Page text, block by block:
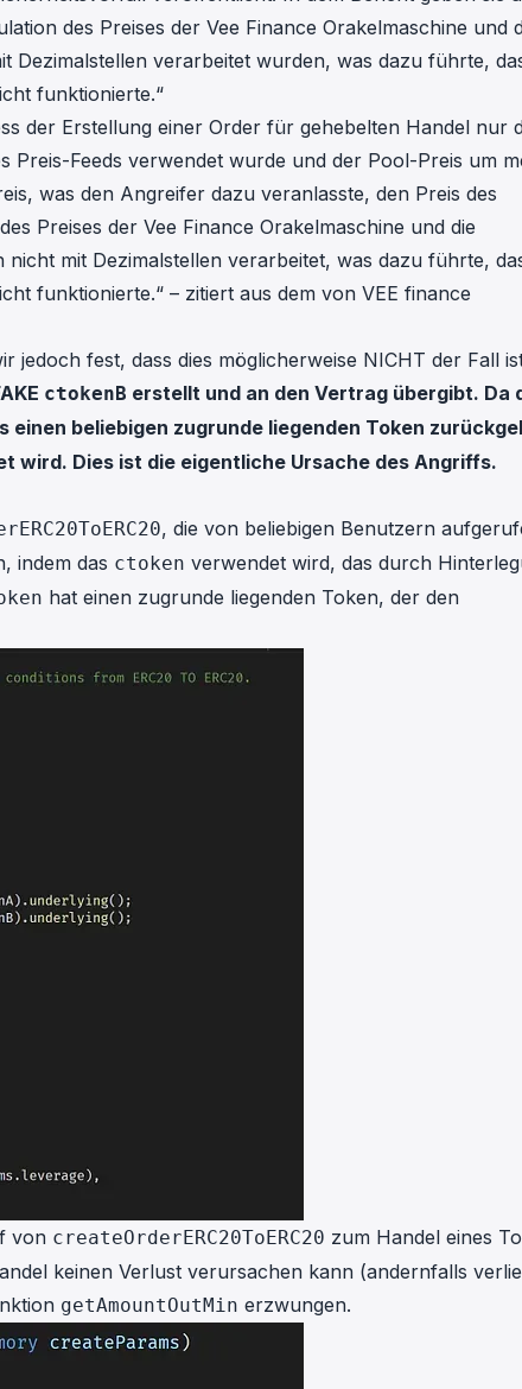
investigations.
AML API
labels, risk scoring, and
des Preises der Vee Finance Orakelmaschine und
Dezimalstellen verarbeitet wurden, was dazu führte,
funktionierte.“
der Erstellung einer Order für gehebelten Handel nur
Preis-Feeds verwendet wurde und der Pool-Preis um
was den Angreifer dazu veranlasste, den Preis des
Preises der Vee Finance Orakelmaschine und die
mit Dezimalstellen verarbeitet, was dazu führte,
funktionierte.“ – zitiert aus dem von VEE finance
fest, dass dies möglicherweise NICHT der Fall
ctokenB erstellt und an den Vertrag übergibt. Da
beliebigen zugrunde liegenden Token
wird. Dies ist die eigentliche Ursache des Angriffs.
, die von beliebigen Benutzern
indem das ctoken verwendet wird, das durch
hat einen zugrunde liegenden Token, der den
von createOrderERC20ToERC20 zum Handel eines
keinen Verlust verursachen kann (andernfalls
getAmountOutMin erzwungen.